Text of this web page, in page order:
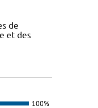
de
et des
100%